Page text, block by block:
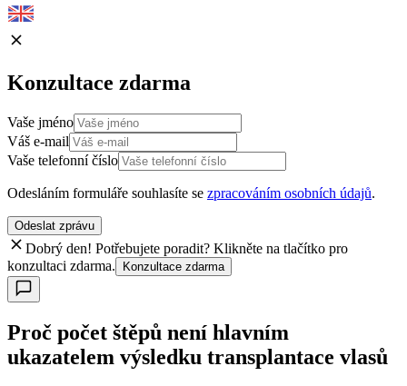
Konzultace zdarma
Vaše jméno
Váš e-mail
Vaše telefonní číslo
Odesláním formuláře souhlasíte se zpracováním osobních údajů.
Odeslat zprávu
Dobrý den! Potřebujete poradit? Klikněte na tlačítko pro
konzultaci zdarma.
Konzultace zdarma
Proč počet štěpů není hlavním
ukazatelem výsledku transplantace vlasů